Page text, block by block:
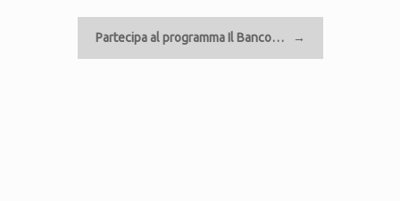
Partecipa al programma Il Banco… →